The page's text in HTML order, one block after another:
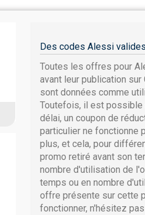
Des codes Alessi valides
Toutes les offres pour
avant leur publication sur
sont données comme
Toutefois, il est possible
délai, un coupon de
particulier ne fonctionne
plus, et cela, pour
promo retiré avant son
nombre d'utilisation de
temps ou en nombre
offre présente sur cette
fonctionner, n'hésitez